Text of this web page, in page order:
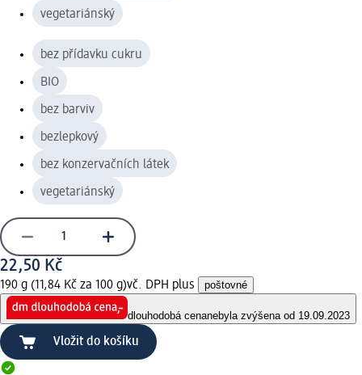
vegetariánský
bez přídavku cukru
BIO
bez barviv
bezlepkový
bez konzervačních látek
vegetariánský
22,50 Kč
190 g (11,84 Kč za 100 g)vč. DPH plus poštovné
dlouhodobá cenanebyla zvýšena od 19.09.2023
Vložit do košíku